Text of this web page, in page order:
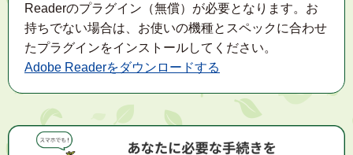
Readerのプラグイン（無償）が必要となります。お
持ちでない場合は、お使いの機種とスペックに合わせ
たプラグインをインストールしてください。
Adobe Readerをダウンロードする